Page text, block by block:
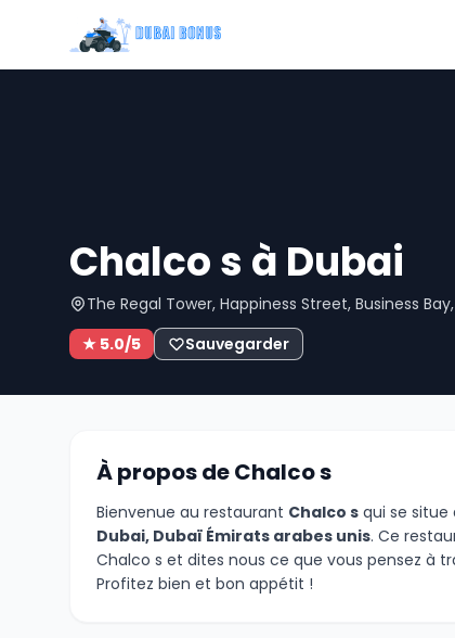
Chalco s à Dubai
The Regal Tower, Happiness Street, Business
★ 5.0/5
Sauvegarder
À propos de Chalco s
Bienvenue au restaurant Chalco s qui se situe
Dubai, Dubaï Émirats arabes unis. Ce
Chalco s et dites nous ce que vous pensez à
Profitez bien et bon appétit !